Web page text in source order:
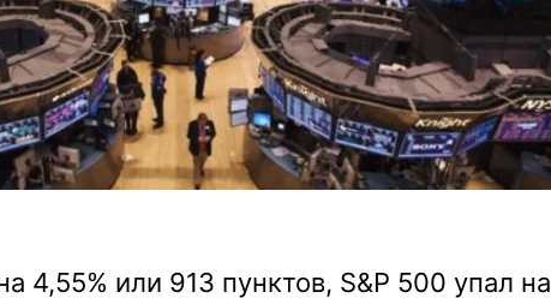
4,55% или 913 пунктов, S&P 500 упал на